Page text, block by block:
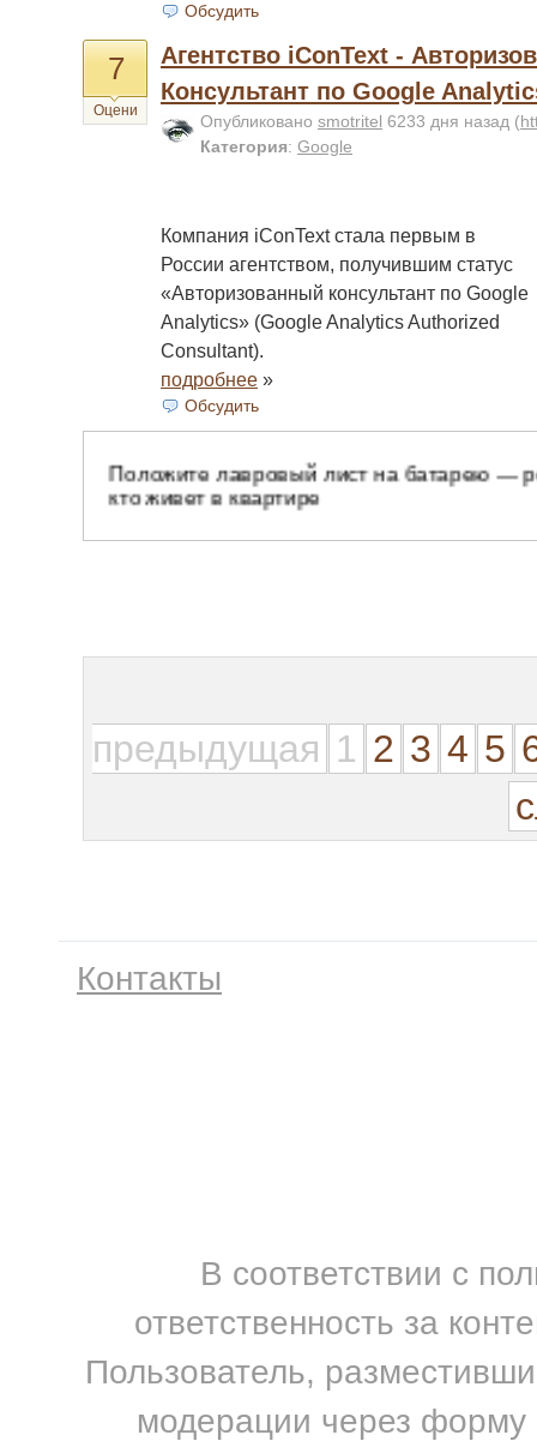
Обсудить
7
Оцени
Агентство iConText -
Консультант по Google
Опубликовано smotritel 6233 дня назад (
Категория: Google
Компания iConText стала первым в
России агентством, получившим статус
«Авторизованный консультант по Google
Analytics» (Google Analytics Authorized
Consultant).
подробнее »
Обсудить
предыдущая 1 2 3 4 5
Контакты
В соответствии с
ответственность за
Пользователь,
модерации через форму